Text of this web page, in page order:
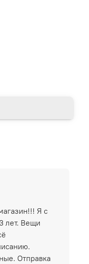
Я с
лет. Вещи
Отправка